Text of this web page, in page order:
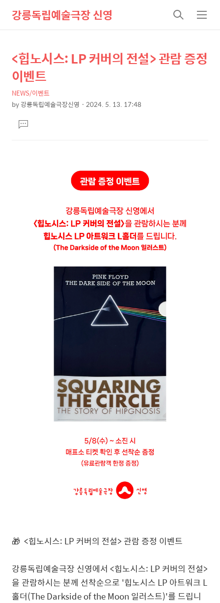
강릉독립예술극장 신영
검
색
메
뉴
상
세
텐
본
제
목
<힙노시스: LP 커버의 전설> 관람 증정
이벤트
NEWS/이벤트
by강릉독립예술극장신영 2024. 5. 13. 17:48
문댓
글
🎁 <힙노시스: LP 커버의 전설> 관람 증정 이벤트
강릉독립예술극장 신영에서 <힙노시스: LP 커버의 전설>
을 관람하시는 분께 선착순으로 '힙노시스 LP 아트워크 L
홀더(The Darkside of the Moon 일러스트)'를 드립니